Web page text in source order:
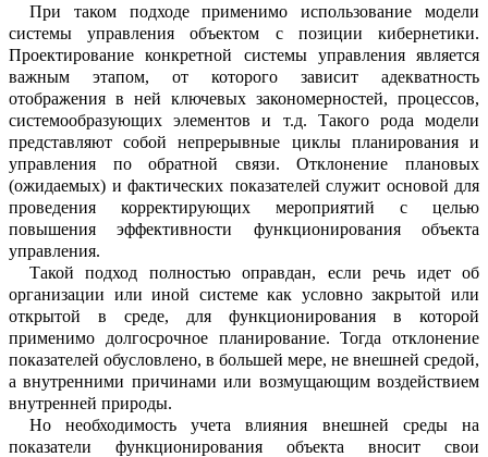
При таком подходе применимо использование модели
системы управления объектом с позиции кибернетики.
Проектирование конкретной системы управления является
важным этапом, от которого зависит адекватность
отображения в ней ключевых закономерностей, процессов,
системообразующих элементов и т.д. Такого рода модели
представляют собой непрерывные циклы планирования и
управления по обратной связи. Отклонение плановых
(ожидаемых) и фактических показателей служит основой для
проведения корректирующих мероприятий с целью
повышения эффективности функционирования объекта
управления.
Такой подход полностью оправдан, если речь идет об
организации или иной системекак условно закрытой или
открытой в среде, для функционирования в которой
применимо долгосрочное планирование. Тогда отклонение
показателей обусловлено, в большей мере, не внешней средой,
а внутренними причинами или возмущающим воздействием
внутренней природы.
Но необходимость учета влияния внешней среды на
показатели функционирования объекта вносит свои